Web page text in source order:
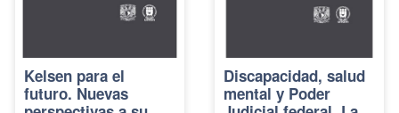
Kelsen para el
futuro. Nuevas
Discapacidad, salud
mental y Poder